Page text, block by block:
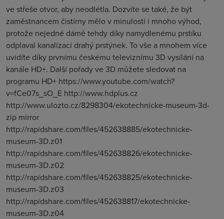
ve střeše otvor, aby neodlétla. Dozvíte se také, že být
zaměstnancem čistírny mělo v minulosti i mnoho výhod,
protože nejedné dámě tehdy díky namydlenému prstíku
odplaval kanalizací drahý prstýnek. To vše a mnohem více
uvidíte díky prvnímu českému televiznímu 3D vysílání na
kanále HD+. Další pořady ve 3D můžete sledovat na
programu HD+ https://www.youtube.com/watch?
v=fCe07s_sO_E http://www.hdplus.cz
http://www.ulozto.cz/8298304/ekotechnicke-museum-3d-
zip mirror
http://rapidshare.com/files/452638885/ekotechnicke-
museum-3D.z01
http://rapidshare.com/files/452638826/ekotechnicke-
museum-3D.z02
http://rapidshare.com/files/452638825/ekotechnicke-
museum-3D.z03
http://rapidshare.com/files/452638817/ekotechnicke-
museum-3D.z04